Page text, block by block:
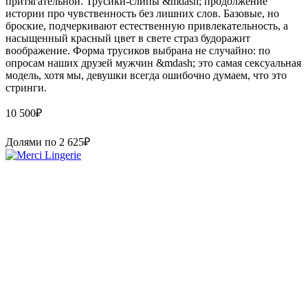
истории про чувственность без лишних слов. Базовые, но
броские, подчеркивают естественную привлекательность, а
насыщенный красный цвет в свете страз будоражит
воображение. Форма трусиков выбрана не случайно: по
опросам наших друзей мужчин &mdash; это самая сексуальная
модель, хотя мы, девушки всегда ошибочно думаем, что это
стринги.
10 500₽
Долями по 2 625₽